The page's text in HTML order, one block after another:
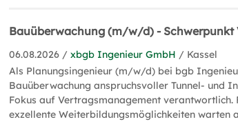
Bauüberwachung (m/w/d) - Schwerpunkt
06.08.2026 /xbgb Ingenieur GmbH / Kassel
Als Planungsingenieur (m/w/d) bei bgb
Bauüberwachung anspruchsvoller Tunnel- und
Fokus auf Vertragsmanagement verantwortlich.
exzellente Weiterbildungsmöglichkeiten warten